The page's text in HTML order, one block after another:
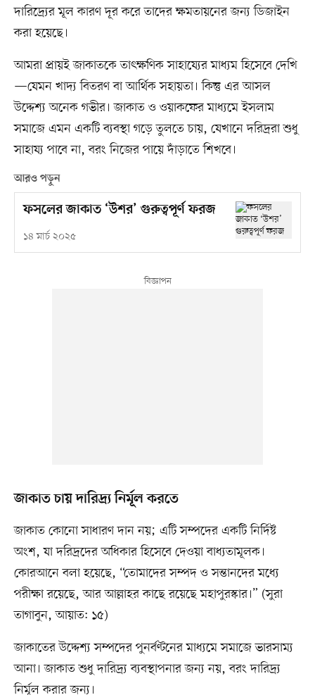
দারিদ্র্যের মূল কারণ দূর করে তাদের ক্ষমতায়নের জন্য ডিজাইন
করা হয়েছে।
আমরা প্রায়ই জাকাতকে তাৎক্ষণিক সাহায্যের মাধ্যম হিসেবে দেখি
—যেমন খাদ্য বিতরণ বা আর্থিক সহায়তা। কিন্তু এর আসল
উদ্দেশ্য অনেক গভীর। জাকাত ও ওয়াকফের মাধ্যমে ইসলাম
সমাজে এমন একটি ব্যবস্থা গড়ে তুলতে চায়, যেখানে দরিদ্ররা শুধু
সাহায্য পাবে না, বরং নিজের পায়ে দাঁড়াতে শিখবে।
আরও পড়ুন
ফসলের জাকাত ‘উশর’ গুরুত্বপূর্ণ ফরজ
১৪ মার্চ ২০২৫
জাকাত চায় দারিদ্র্য নির্মূল করতে
জাকাত কোনো সাধারণ দান নয়; এটি সম্পদের একটি নির্দিষ্ট
অংশ, যা দরিদ্রদের অধিকার হিসেবে দেওয়া বাধ্যতামূলক।
কোরআনে বলা হয়েছে, “তোমাদের সম্পদ ও সন্তানদের মধ্যে
পরীক্ষা রয়েছে, আর আল্লাহর কাছে রয়েছে মহাপুরস্কার।” (সুরা
তাগাবুন, আয়াত: ১৫)
জাকাতের উদ্দেশ্য সম্পদের পুনর্বণ্টনের মাধ্যমে সমাজে ভারসাম্য
আনা। জাকাত শুধু দারিদ্র্য ব্যবস্থাপনার জন্য নয়, বরং দারিদ্র্য
নির্মূল করার জন্য।